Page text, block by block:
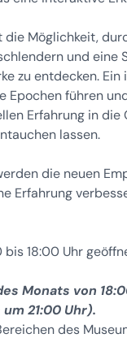
die Möglichkeit,
und eine
zu entdecken. Ein
Epochen führen
Erfahrung in die
lassen.
die neuen
Erfahrung
bis 18:00 Uhr
Monats von
21:00 Uhr).
des